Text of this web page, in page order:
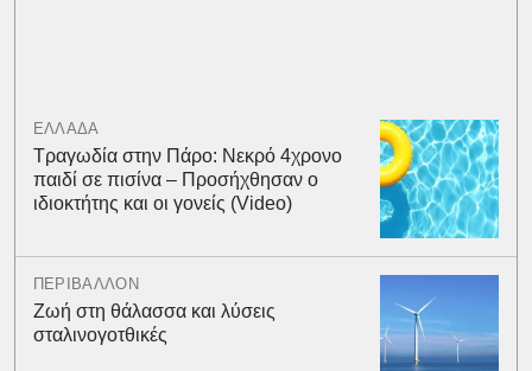
ΕΛΛΑΔΑ
Τραγωδία στην Πάρο: Νεκρό 4χρονο
παιδί σε πισίνα – Προσήχθησαν ο
ιδιοκτήτης και οι γονείς (Video)
ΠΕΡΙΒΑΛΛΟΝ
Ζωή στη θάλασσα και λύσεις
σταλινογοτθικές